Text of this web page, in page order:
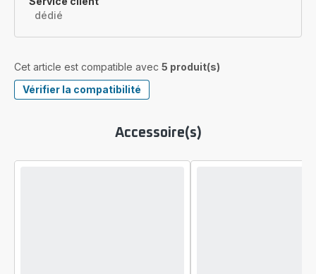
dédié
Cet article est compatible avec 5 produit(s)
Vérifier la compatibilité
Accessoire(s)